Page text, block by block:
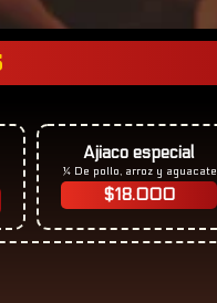
Ajiaco especial
¼ De pollo, arroz y aguacate
$18.000